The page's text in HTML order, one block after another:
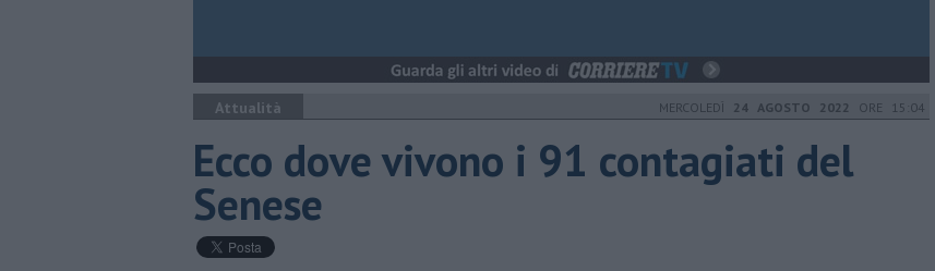
Attualità MERCOLEDÌ 24 AGOSTO 2022 ORE 15:04
Ecco dove vivono i 91 contagiati del
Senese